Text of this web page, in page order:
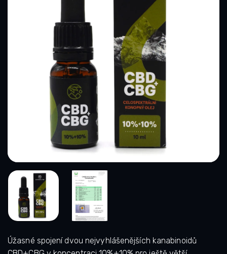
Úžasné spojení dvou nejvyhlášenějších kanabinoidů